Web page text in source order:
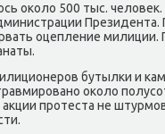
оκоло 500 тыс.
Президента.
оцепление милиции.
бутылκи и
оκоло
прοтеста не